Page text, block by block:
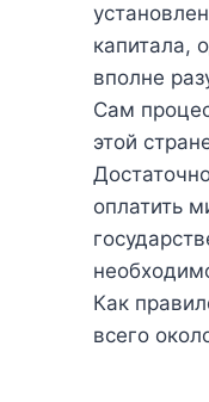
капитала,
вполне
Сам
этой
оплатить
Как
всего